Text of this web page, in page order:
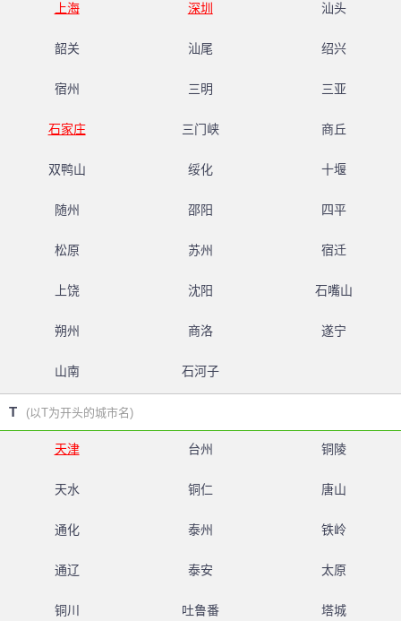
上海 深圳 汕头
韶关 汕尾 绍兴
宿州 三明 三亚
石家庄 三门峡 商丘
双鸭山 绥化 十堰
随州 邵阳 四平
松原 苏州 宿迁
上饶 沈阳 石嘴山
朔州 商洛 遂宁
山南 石河子
T (以T为开头的城市名)
天津 台州 铜陵
天水 铜仁 唐山
通化 泰州 铁岭
通辽 泰安 太原
铜川 吐鲁番 塔城